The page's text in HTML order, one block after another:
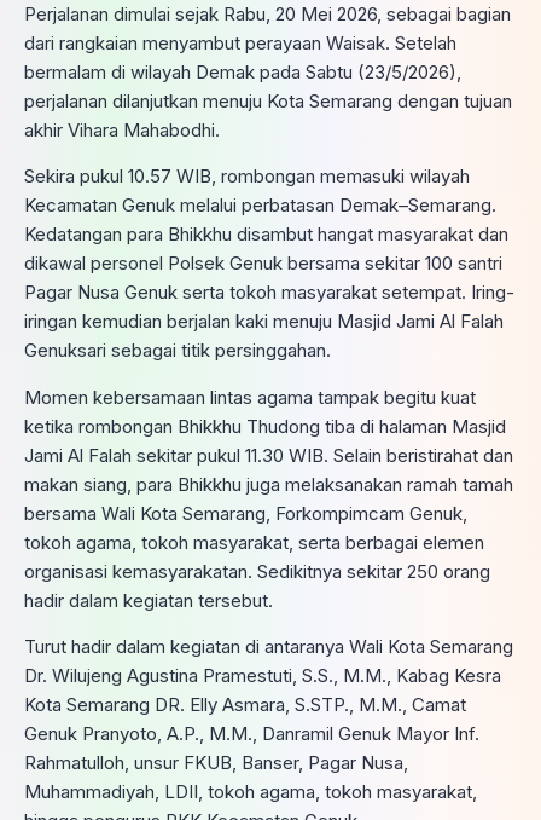
Perjalanan dimulai sejak Rabu, 20 Mei 2026, sebagai bagian
dari rangkaian menyambut perayaan Waisak. Setelah
bermalam di wilayah Demak pada Sabtu (23/5/2026),
perjalanan dilanjutkan menuju Kota Semarang dengan tujuan
akhir Vihara Mahabodhi.
Sekira pukul 10.57 WIB, rombongan memasuki wilayah
Kecamatan Genuk melalui perbatasan Demak–Semarang.
Kedatangan para Bhikkhu disambut hangat masyarakat dan
dikawal personel Polsek Genuk bersama sekitar 100 santri
Pagar Nusa Genuk serta tokoh masyarakat setempat. Iring-
iringan kemudian berjalan kaki menuju Masjid Jami Al Falah
Genuksari sebagai titik persinggahan.
Momen kebersamaan lintas agama tampak begitu kuat
ketika rombongan Bhikkhu Thudong tiba di halaman Masjid
Jami Al Falah sekitar pukul 11.30 WIB. Selain beristirahat dan
makan siang, para Bhikkhu juga melaksanakan ramah tamah
bersama Wali Kota Semarang, Forkompimcam Genuk,
tokoh agama, tokoh masyarakat, serta berbagai elemen
organisasi kemasyarakatan. Sedikitnya sekitar 250 orang
hadir dalam kegiatan tersebut.
Turut hadir dalam kegiatan di antaranya Wali Kota Semarang
Dr. Wilujeng Agustina Pramestuti, S.S., M.M., Kabag Kesra
Kota Semarang DR. Elly Asmara, S.STP., M.M., Camat
Genuk Pranyoto, A.P., M.M., Danramil Genuk Mayor Inf.
Rahmatulloh, unsur FKUB, Banser, Pagar Nusa,
Muhammadiyah, LDII, tokoh agama, tokoh masyarakat,